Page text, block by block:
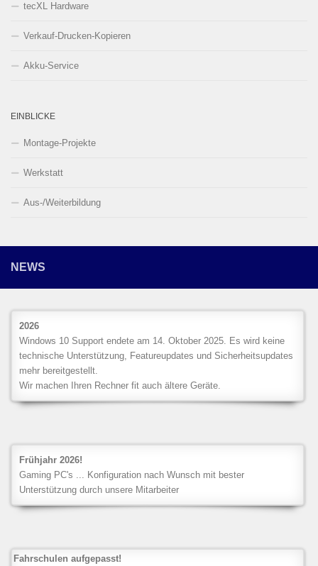
tecXL Hardware
Verkauf-Drucken-Kopieren
Akku-Service
EINBLICKE
Montage-Projekte
Werkstatt
Aus-/Weiterbildung
NEWS
2026
Windows 10 Support endete am 14. Oktober 2025. Es wird keine
technische Unterstützung, Featureupdates und Sicherheitsupdates
mehr bereitgestellt.
Wir machen Ihren Rechner fit auch ältere Geräte.
Frühjahr 2026!
Gaming PC's ... Konfiguration nach Wunsch mit bester
Unterstützung durch unsere Mitarbeiter
Fahrschulen aufgepasst!